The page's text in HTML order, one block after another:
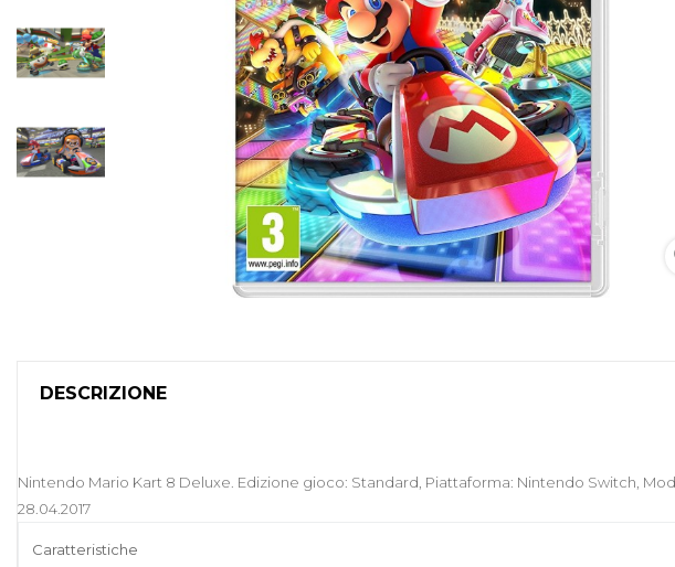
DESCRIZIONE
Nintendo Mario Kart 8 Deluxe. Edizione gioco: Standard, Piattaforma: Nintendo Switch,
28.04.2017
Caratteristiche